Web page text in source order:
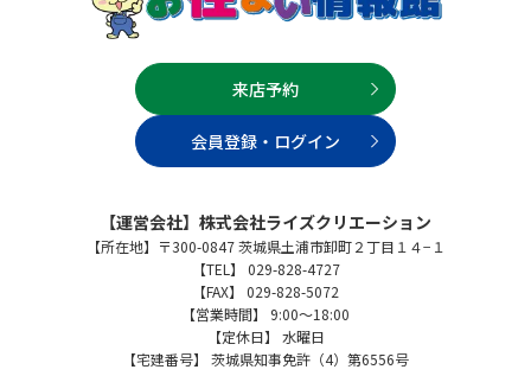
来店予約
会員登録・ログイン
【運営会社】株式会社ライズクリエーション
【所在地】〒300-0847 茨城県土浦市卸町２丁目１４−１
【TEL】 029-828-4727
【FAX】 029-828-5072
【営業時間】 9:00～18:00
【定休日】 水曜日
【宅建番号】 茨城県知事免許（4）第6556号